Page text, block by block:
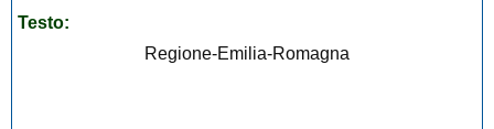
Testo:
Regione-Emilia-Romagna